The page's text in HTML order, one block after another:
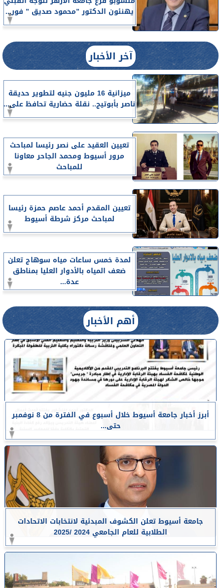
يهنئون الدكتور ”محمود صديق ” فور...
آخر الأخبار
ميزانية 16 مليون جنيه لتطوير حديقة
ناصر بأبوتيج.. نقلة حضارية تحافظ على...
تعيين العقيد على نصر رئيسا لمباحث
مرور أسيوط ومحمد الجاحر معاونا
للمباحث
تعيين المقدم أحمد عاصم حمزة رئيسا
لمباحث مركز شرطة أسيوط
لمدة خمس ساعات مياه سوهاج تعلن
ضعف المياه بالأدوار العليا بمناطق
عدة...
أهم الأخبار
أبرز أخبار جامعة أسيوط خلال أسبوع في الفترة من 8 نوفمبر
حتى...
جامعة أسيوط تعلن الكشوف المبدئية لانتخابات الاتحادات
الطلابية للعام الجامعي 2024 /2025